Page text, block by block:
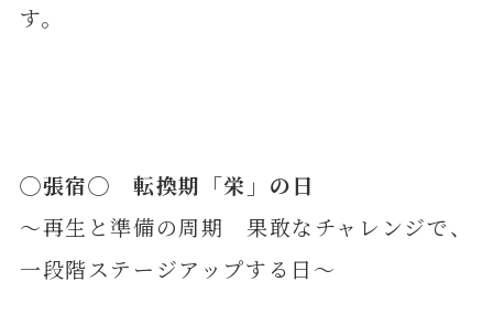
す。
◯張宿◯ 転換期「栄」の日
～再生と準備の周期 果敢なチャレンジで、
一段階ステージアップする日～